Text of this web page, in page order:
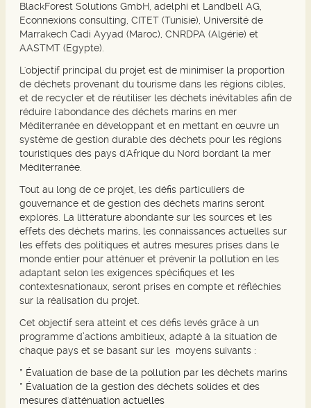
BlackForest Solutions GmbH, adelphi et Landbell AG,
Econnexions consulting, CITET (Tunisie), Université de
Marrakech Cadi Ayyad (Maroc), CNRDPA (Algérie) et
AASTMT (Egypte).
L'objectif principal du projet est de minimiser la proportion
de déchets provenant du tourisme dans les régions cibles,
et de recycler et de réutiliser les déchets inévitables afin de
réduire l'abondance des déchets marins en mer
Méditerranée en développant et en mettant en œuvre un
système de gestion durable des déchets pour les régions
touristiques des pays d'Afrique du Nord bordant la mer
Méditerranée.
Tout au long de ce projet, les défis particuliers de
gouvernance et de gestion des déchets marins seront
explorés. La littérature abondante sur les sources et les
effets des déchets marins, les connaissances actuelles sur
les effets des politiques et autres mesures prises dans le
monde entier pour atténuer et prévenir la pollution en les
adaptant selon les exigences spécifiques et les
contextesnationaux, seront prises en compte et réfléchies
sur la réalisation du projet.
Cet objectif sera atteint et ces défis levés grâce à un
programme d’actions ambitieux, adapté à la situation de
chaque pays et se basant sur les moyens suivants :
* Évaluation de base de la pollution par les déchets marins
* Évaluation de la gestion des déchets solides et des
mesures d'atténuation actuelles